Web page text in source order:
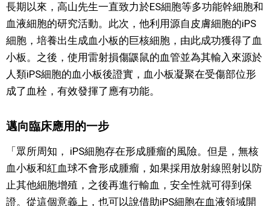
長期以來，高山先生一直致力於ES細胞等多功能幹細胞和
血液細胞的研究活動。此次，他利用源自皮膚細胞的iPS
細胞，培養出生成血小板的巨核細胞，由此成功獲得了血
小板。之後，使用雷射損傷鼷鼠的血管並為其輸入來源於
人類iPS細胞的血小板後證實，血小板凝聚在受傷部位形
成了血栓，有效發揮了應有功能。
邁向臨床應用的一步
「眾所周知， iPS細胞存在形成腫瘤的風險。但是，無核
血小板和紅血球不會形成腫瘤，如果採用放射線照射以防
止其他細胞增殖，之後再進行輸血，安全性就可得到保
證。從這個意義上，也可以說借助iPS細胞在血液領域開